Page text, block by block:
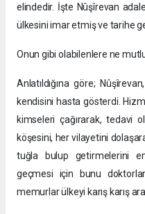
elindedir. İşte Nûşîrevan
ülkesini imar etmiş ve tarihe
Onun gibi olabilenlere ne
Anlatıldığına göre;
kendisini hasta gösterdi.
kimseleri çağırarak, tedavi
köşesini, her vilayetini
tuğla bulup getirmelerini
geçmesi için bunu
memurlar ülkeyi karış karış